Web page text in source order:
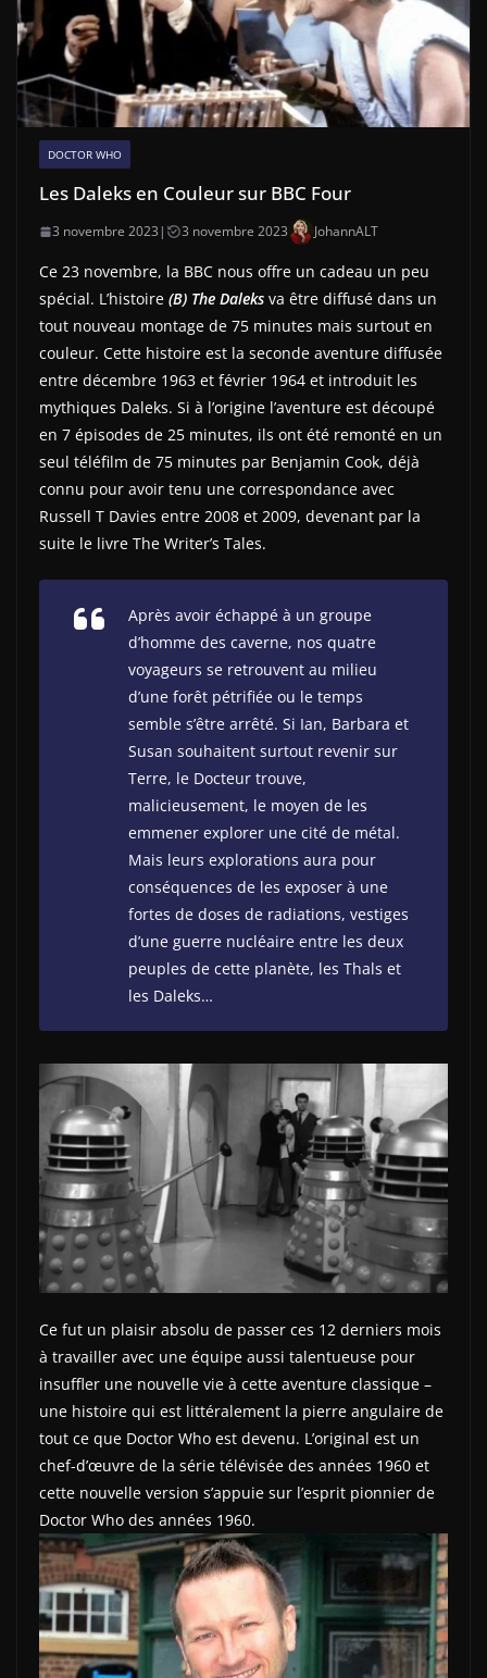
DOCTOR WHO
Les Daleks en Couleur sur BBC Four
3 novembre 2023 | 3 novembre 2023 JohannALT
Ce 23 novembre, la BBC nous offre un cadeau un peu
spécial. L’histoire (B) The Daleks va être diffusé dans un
tout nouveau montage de 75 minutes mais surtout en
couleur. Cette histoire est la seconde aventure diffusée
entre décembre 1963 et février 1964 et introduit les
mythiques Daleks. Si à l’origine l’aventure est découpé
en 7 épisodes de 25 minutes, ils ont été remonté en un
seul téléfilm de 75 minutes par Benjamin Cook, déjà
connu pour avoir tenu une correspondance avec
Russell T Davies entre 2008 et 2009, devenant par la
suite le livre The Writer’s Tales.
Après avoir échappé à un groupe
d’homme des caverne, nos quatre
voyageurs se retrouvent au milieu
d’une forêt pétrifiée ou le temps
semble s’être arrêté. Si Ian, Barbara et
Susan souhaitent surtout revenir sur
Terre, le Docteur trouve,
malicieusement, le moyen de les
emmener explorer une cité de métal.
Mais leurs explorations aura pour
conséquences de les exposer à une
fortes de doses de radiations, vestiges
d’une guerre nucléaire entre les deux
peuples de cette planète, les Thals et
les Daleks…
Ce fut un plaisir absolu de passer ces 12 derniers mois
à travailler avec une équipe aussi talentueuse pour
insuffler une nouvelle vie à cette aventure classique –
une histoire qui est littéralement la pierre angulaire de
tout ce que Doctor Who est devenu. L’original est un
chef-d’œuvre de la série télévisée des années 1960 et
cette nouvelle version s’appuie sur l’esprit pionnier de
Doctor Who des années 1960.